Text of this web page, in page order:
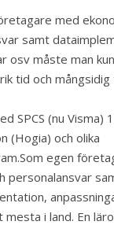
med
samt
osv måste man
tid och mångsidig
SPCS (nu Visma)
(Hogia) och olika
Som egen
personalansvar
mesta i land. En